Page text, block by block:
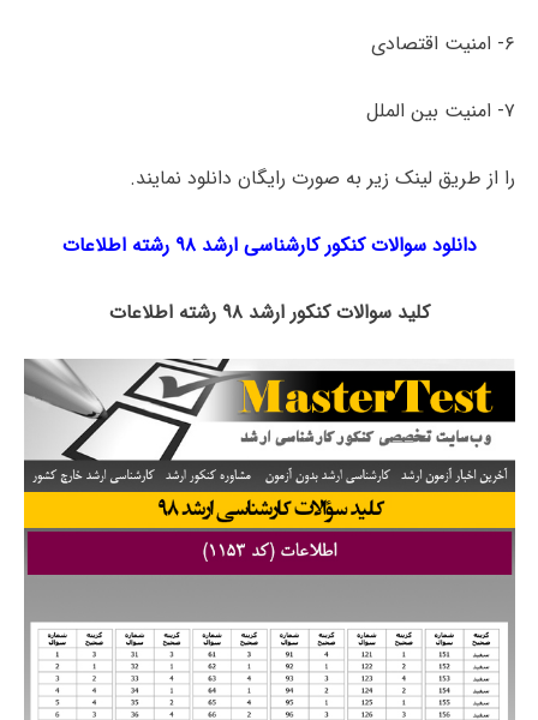
۶- امنیت اقتصادی
۷- امنیت بین الملل
را از طریق لینک‌ زیر به صورت رایگان دانلود نمایند.
دانلود سوالات کنکور کارشناسی ارشد ۹۸ رشته اطلاعات
کلید سوالات کنکور ارشد ۹۸ رشته اطلاعات